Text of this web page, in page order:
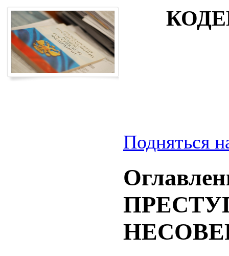
Подняться